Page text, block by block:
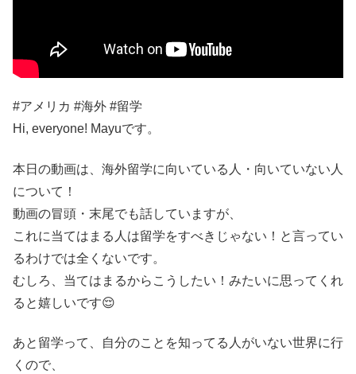
#アメリカ #海外 #留学
Hi, everyone! Mayuです。
本日の動画は、海外留学に向いている人・向いていない人
について！
動画の冒頭・末尾でも話していますが、
これに当てはまる人は留学をすべきじゃない！と言ってい
るわけでは全くないです。
むしろ、当てはまるからこうしたい！みたいに思ってくれ
ると嬉しいです😌
あと留学って、自分のことを知ってる人がいない世界に行
くので、